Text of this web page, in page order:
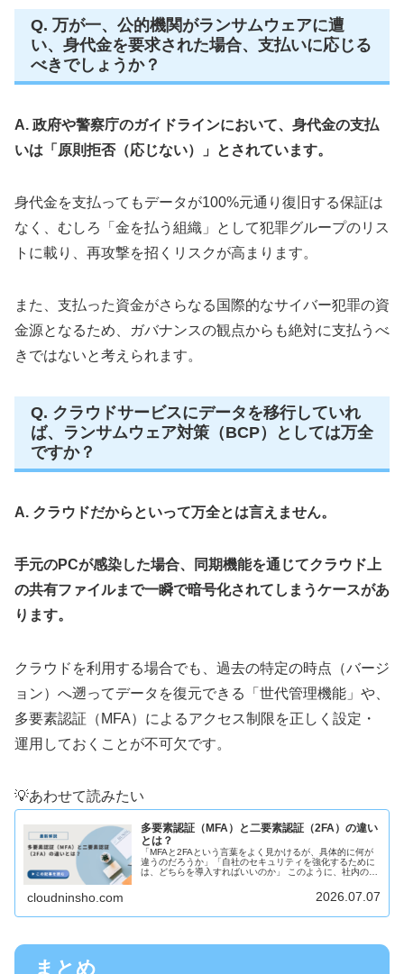
Q. 万が一、公的機関がランサムウェアに遭
い、身代金を要求された場合、支払いに応じる
べきでしょうか？
A. 政府や警察庁のガイドラインにおいて、身代金の支払
いは「原則拒否（応じない）」とされています。
身代金を支払ってもデータが100%元通り復旧する保証は
なく、むしろ「金を払う組織」として犯罪グループのリス
トに載り、再攻撃を招くリスクが高まります。
また、支払った資金がさらなる国際的なサイバー犯罪の資
金源となるため、ガバナンスの観点からも絶対に支払うべ
きではないと考えられます。
Q. クラウドサービスにデータを移行していれ
ば、ランサムウェア対策（BCP）としては万全
ですか？
A. クラウドだからといって万全とは言えません。
手元のPCが感染した場合、同期機能を通じてクラウド上
の共有ファイルまで一瞬で暗号化されてしまうケースがあ
ります。
クラウドを利用する場合でも、過去の特定の時点（バージ
ョン）へ遡ってデータを復元できる「世代管理機能」や、
多要素認証（MFA）によるアクセス制限を正しく設定・
運用しておくことが不可欠です。
💡あわせて読みたい
多要素認証（MFA）と二要素認証（2FA）の違い
とは？
「MFAと2FAという言葉をよく見かけるが、具体的に何が
違うのだろうか」「自社のセキュリティを強化するために
は、どちらを導入すればいいのか」 このように、社内のア
cloudninsho.com 2026.07.07
まとめ